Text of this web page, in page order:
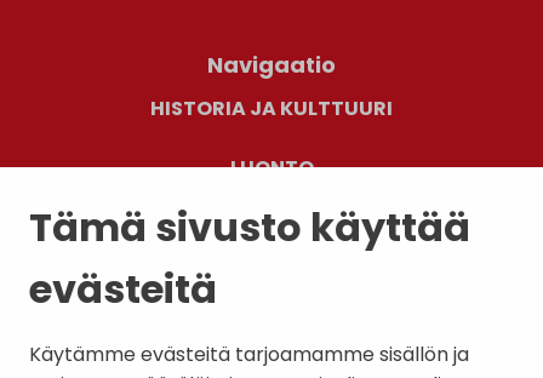
Tämä sivusto käyttää
evästeitä
Käytämme evästeitä tarjoamamme sisällön ja
Navigaatio
HISTORIA JA KULTTUURI
LUONTO
TAPAHTUMAT
KELTAINEN TALO
YHTEYSTIEDOT